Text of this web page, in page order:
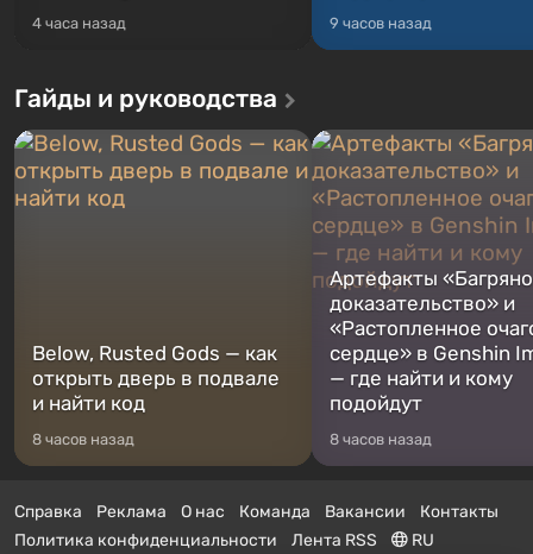
4 часа назад 9 часов назад
Гайды и руководства
Below, Rusted Gods — как
открыть дверь в подвале
и найти код
8 часов назад
Артефакты
доказательство» и
«Растопленное
сердце» в Genshin
— где найти и кому
подойдут
8 часов назад
Справка Реклама О нас Команда Вакансии
Контакты
Политика конфиденциальности
Лента RSS RU